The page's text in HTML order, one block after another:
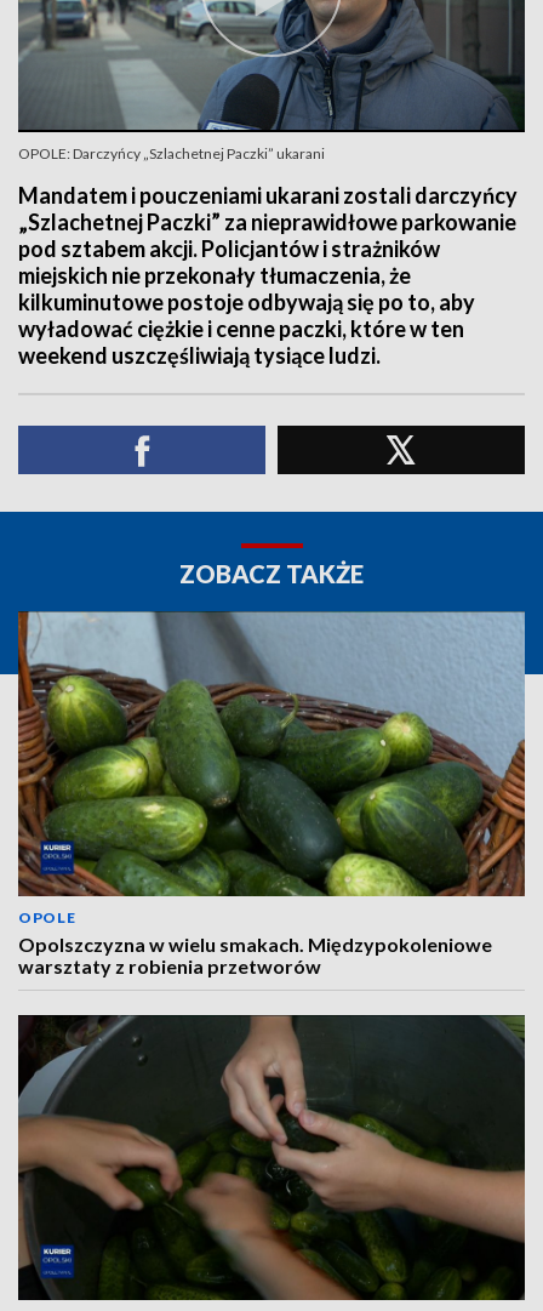
OPOLE: Darczyńcy „Szlachetnej Paczki” ukarani
Mandatem i pouczeniami ukarani zostali darczyńcy
„Szlachetnej Paczki” za nieprawidłowe parkowanie
pod sztabem akcji. Policjantów i strażników
miejskich nie przekonały tłumaczenia, że
kilkuminutowe postoje odbywają się po to, aby
wyładować ciężkie i cenne paczki, które w ten
weekend uszczęśliwiają tysiące ludzi.
ZOBACZ TAKŻE
OPOLE
Opolszczyzna w wielu smakach. Międzypokoleniowe
warsztaty z robienia przetworów